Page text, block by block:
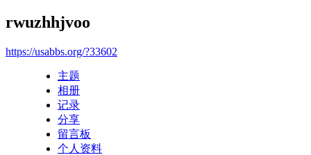
rwuzhhjvoo
https://usabbs.org/?33602
主题
相册
记录
分享
留言板
个人资料